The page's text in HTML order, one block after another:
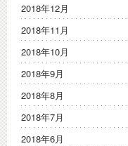
2018年12月
2018年11月
2018年10月
2018年9月
2018年8月
2018年7月
2018年6月